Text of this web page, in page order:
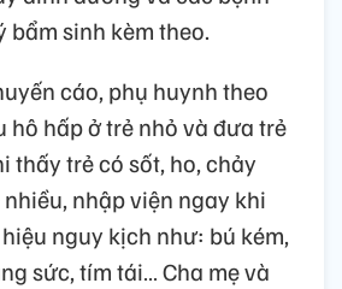
bẩm sinh kèm theo.
cáo, phụ huynh theo
hô hấp ở trẻ nhỏ và đưa trẻ
thấy trẻ có sốt, ho, chảy
nhập viện ngay khi
nguy kịch như: bú kém,
sức, tím tái… Cha mẹ và